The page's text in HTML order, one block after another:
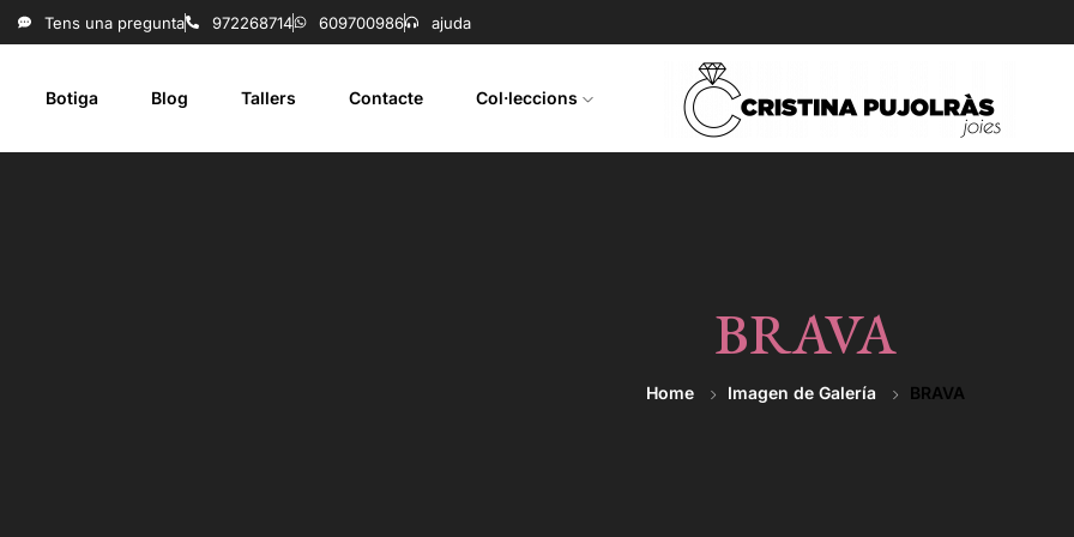
Tens una pregunta 972268714 609700986 ajuda
Botiga Blog Tallers Contacte Col·leccions
BRAVA
Home Imagen de Galería BRAVA